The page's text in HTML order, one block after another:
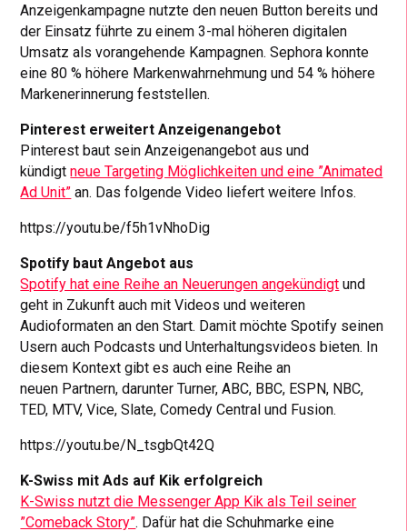
Anzeigenkampagne nutzte den neuen Button bereits und
der Einsatz führte zu einem 3-mal höheren digitalen
Umsatz als vorangehende Kampagnen. Sephora konnte
eine 80 % höhere Markenwahrnehmung und 54 % höhere
Markenerinnerung feststellen.
Pinterest erweitert Anzeigenangebot
Pinterest baut sein Anzeigenangebot aus und
kündigtneue Targeting Möglichkeiten und eine ”Animated
Ad Unit” an. Das folgende Video liefert weitere Infos.
https://youtu.be/f5h1vNhoDig
Spotify baut Angebot aus
Spotify hat eine Reihe an Neuerungen angekündigt und
geht in Zukunft auch mit Videos und weiteren
Audioformaten an den Start. Damit möchte Spotify seinen
Usern auch Podcasts und Unterhaltungsvideos bieten. In
diesem Kontext gibt es auch eine Reihe an
neuen Partnern, darunter Turner, ABC, BBC, ESPN, NBC,
TED, MTV, Vice, Slate, Comedy Central und Fusion.
https://youtu.be/N_tsgbQt42Q
K-Swiss mit Ads auf Kik erfolgreich
K-Swiss nutzt die Messenger App Kik als Teil seiner
”Comeback Story”. Dafür hat die Schuhmarke eine